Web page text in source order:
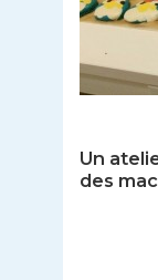
Un
des